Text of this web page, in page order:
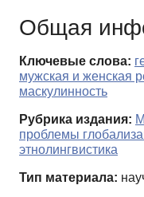
Общая
Ключевые слова:
мужская и женская
маскулинность
Рубрика издания:
проблемы
этнолингвистика
Тип материала: